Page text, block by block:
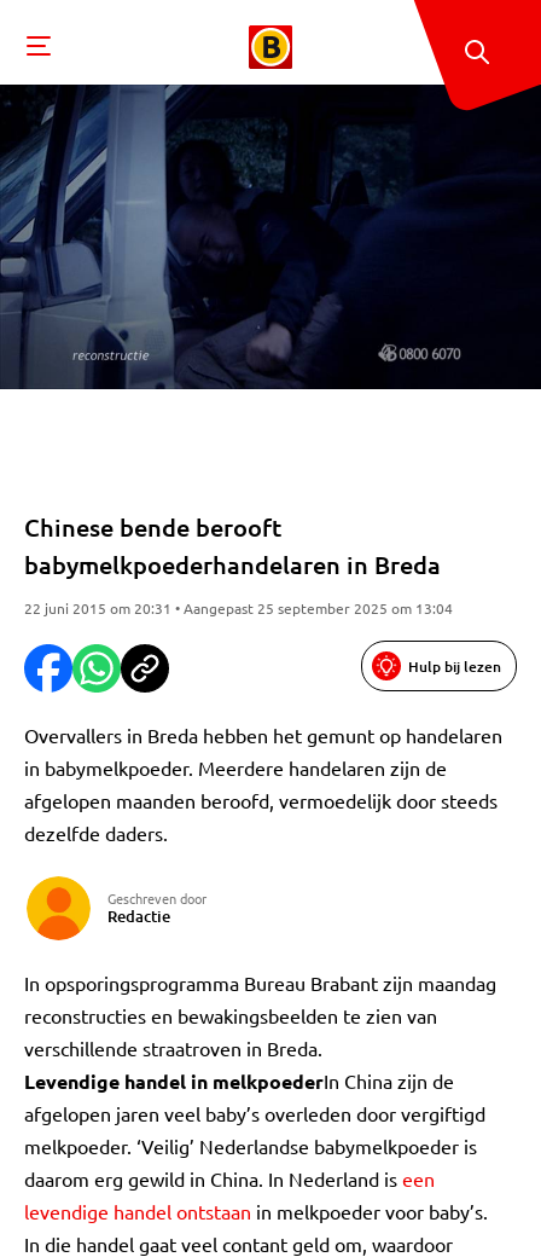
Chinese bende berooft
babymelkpoederhandelaren in Breda
22 juni 2015 om 20:31 • Aangepast 25 september 2025 om 13:04
Hulp bij lezen
Overvallers in Breda hebben het gemunt op handelaren
in babymelkpoeder. Meerdere handelaren zijn de
afgelopen maanden beroofd, vermoedelijk door steeds
dezelfde daders.
Geschreven door
Redactie
In opsporingsprogramma Bureau Brabant zijn maandag
reconstructies en bewakingsbeelden te zien van
verschillende straatroven in Breda.
Levendige handel in melkpoederIn China zijn de
afgelopen jaren veel baby’s overleden door vergiftigd
melkpoeder. ‘Veilig’ Nederlandse babymelkpoeder is
daarom erg gewild in China. In Nederland is een
levendige handel ontstaan in melkpoeder voor baby’s.
In die handel gaat veel contant geld om, waardoor